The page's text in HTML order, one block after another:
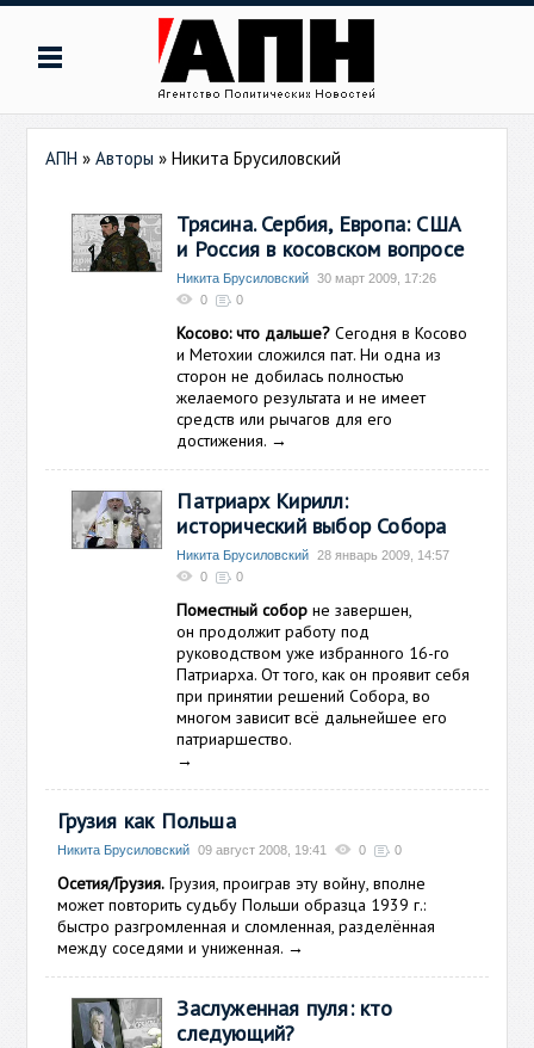
АПН »Авторы »Никита Брусиловский
Трясина. Сербия, Европа: США
и Россия в косовском вопросе
Никита Брусиловский
30 март 2009, 17:26
0
0
Косово: что дальше? Сегодня в Косово
и Метохии сложился пат. Ни одна из
сторон не добилась полностью
желаемого результата и не имеет
средств или рычагов для его
достижения. →
Патриарх Кирилл:
исторический выбор Собора
Никита Брусиловский
28 январь 2009, 14:57
0
0
Поместный собор не завершен,
он продолжит работу под
руководством уже избранного 16-го
Патриарха. От того, как он проявит себя
при принятии решений Собора, во
многом зависит всё дальнейшее его
патриаршество.
→
Грузия как Польша
Никита Брусиловский 09 август 2008, 19:41 0 0
Осетия/Грузия. Грузия, проиграв эту войну, вполне
может повторить судьбу Польши образца 1939 г.:
быстро разгромленная и сломленная, разделённая
между соседями и униженная. →
Заслуженная пуля: кто
следующий?